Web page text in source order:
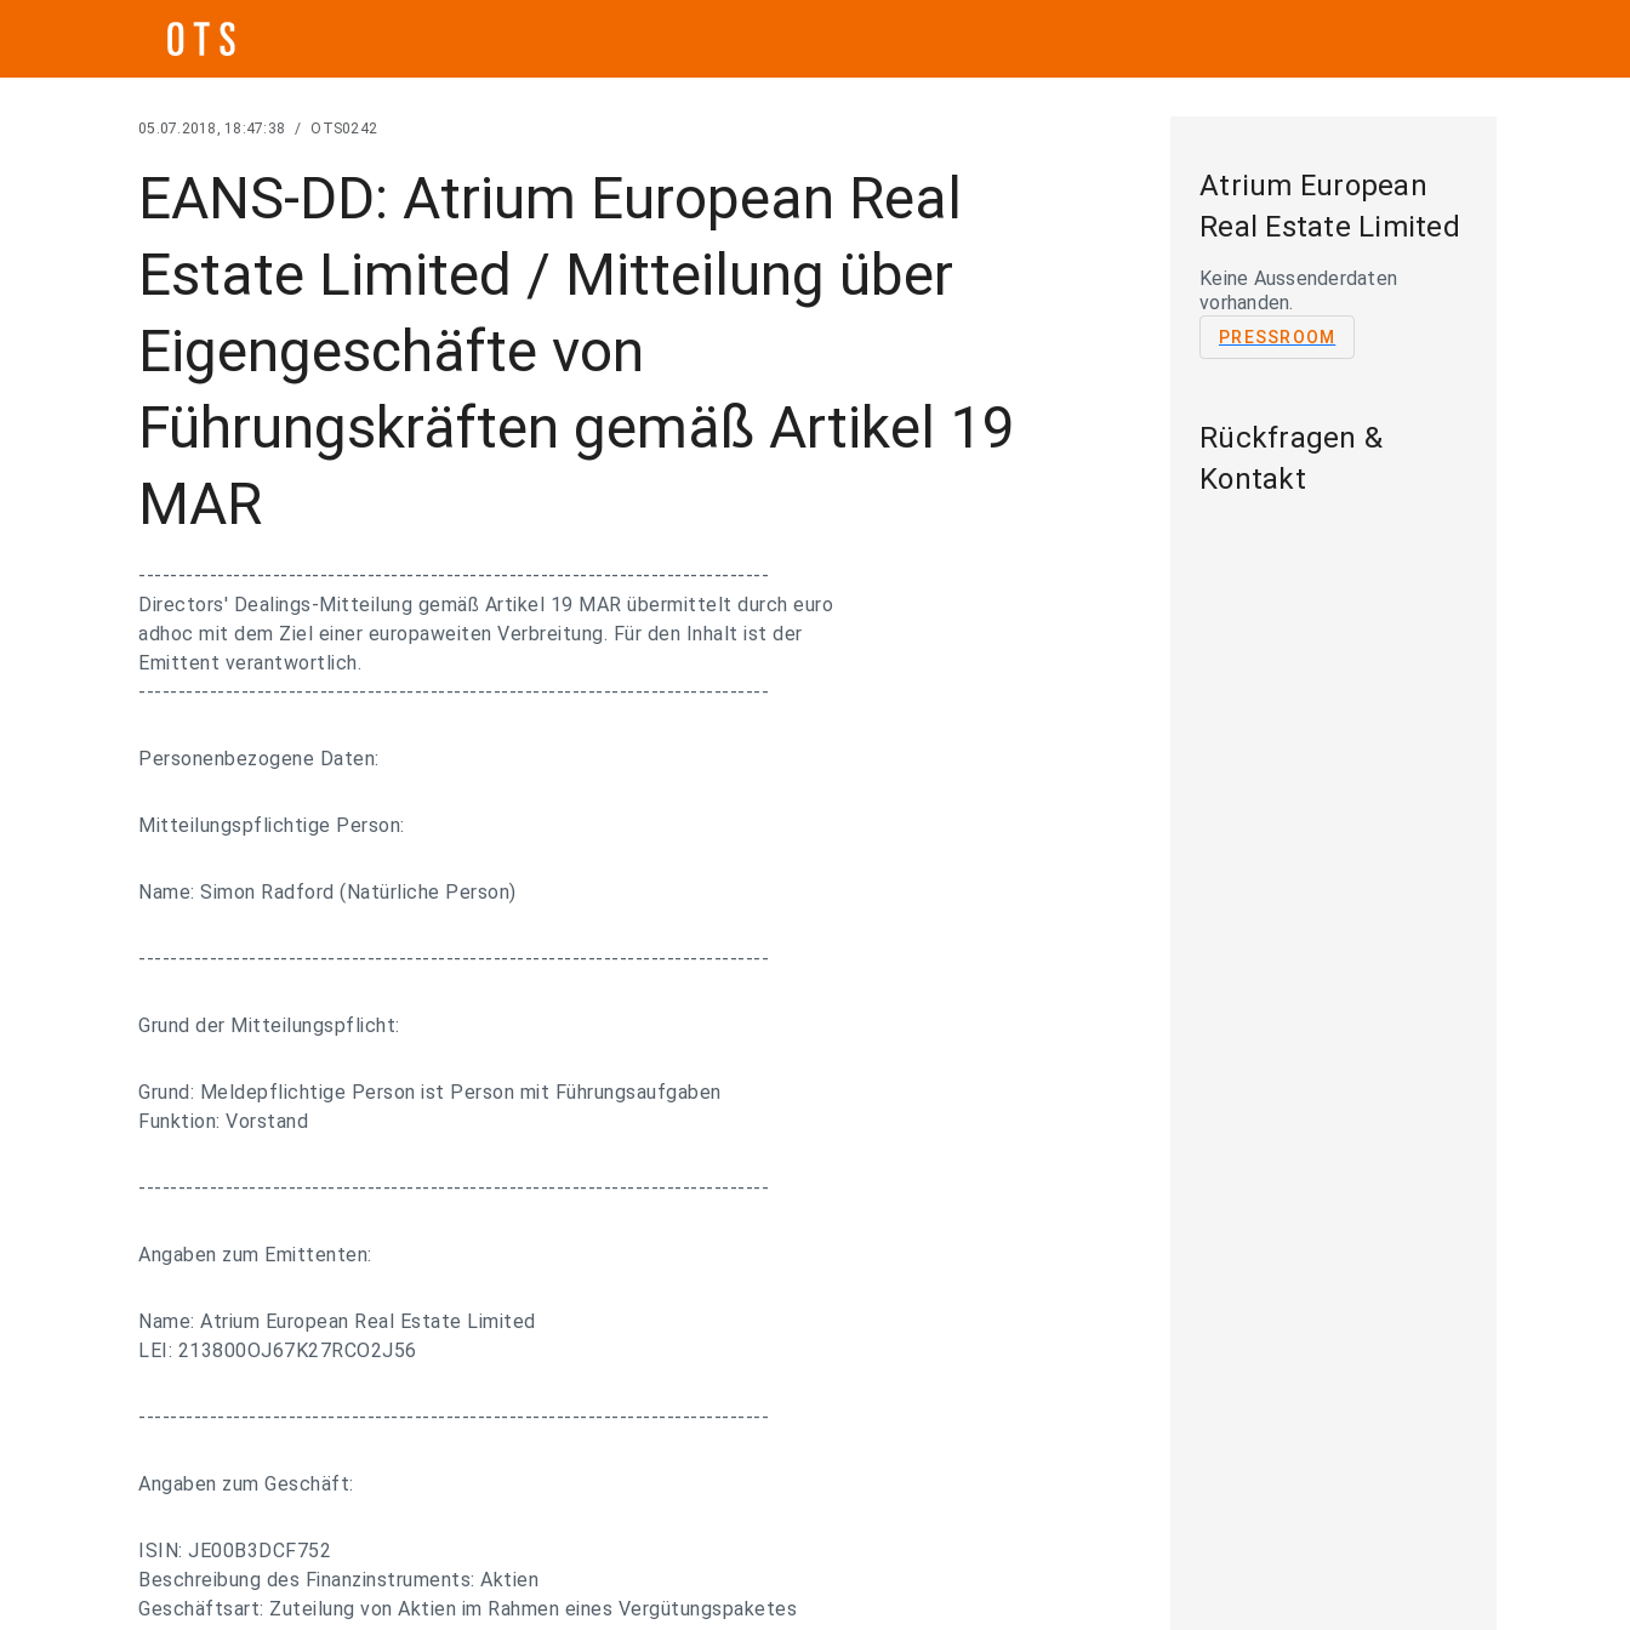
05.07.2018, 18:47:38 / OTS0242
EANS-DD: Atrium European Real
Estate Limited / Mitteilung über
Eigengeschäfte von
Führungskräften gemäß Artikel 19
MAR
--------------------------------------------------------------------------------
Directors' Dealings-Mitteilung gemäß Artikel 19 MAR übermittelt durch euro
adhoc mit dem Ziel einer europaweiten Verbreitung. Für den Inhalt ist der
Emittent verantwortlich.
--------------------------------------------------------------------------------
Personenbezogene Daten:
Mitteilungspflichtige Person:
Name: Simon Radford (Natürliche Person)
--------------------------------------------------------------------------------
Grund der Mitteilungspflicht:
Grund: Meldepflichtige Person ist Person mit Führungsaufgaben
Funktion: Vorstand
--------------------------------------------------------------------------------
Angaben zum Emittenten:
Name: Atrium European Real Estate Limited
LEI: 213800OJ67K27RCO2J56
--------------------------------------------------------------------------------
Angaben zum Geschäft:
ISIN: JE00B3DCF752
Beschreibung des Finanzinstruments: Aktien
Geschäftsart: Zuteilung von Aktien im Rahmen eines Vergütungspaketes
Atrium European
Real Estate Limited
Keine Aussenderdaten
vorhanden.
PRESSROOM
Rückfragen &
Kontakt